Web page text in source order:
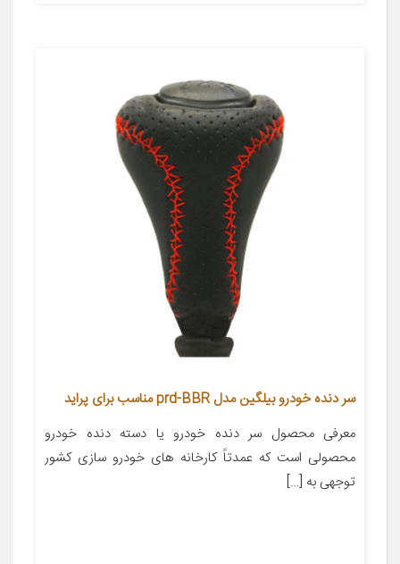
سر دنده خودرو بیلگین مدل prd-BBR مناسب برای پراید
معرفی محصول سر دنده خودرو یا دسته دنده خودرو
محصولی است که عمدتاً کارخانه های خودرو سازی کشور
توجهی به […]